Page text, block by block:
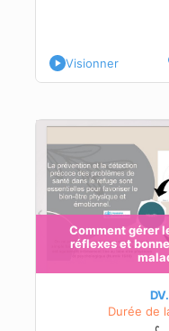
Visionner
Comment gérer
réflexes et
Durée de